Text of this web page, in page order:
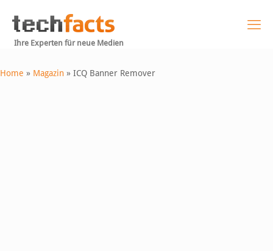
Ihre Experten für neue Medien
Home » Magazin » ICQ Banner Remover